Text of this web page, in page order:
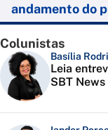
andamento do
Colunistas
Basília
Leia
SBT News